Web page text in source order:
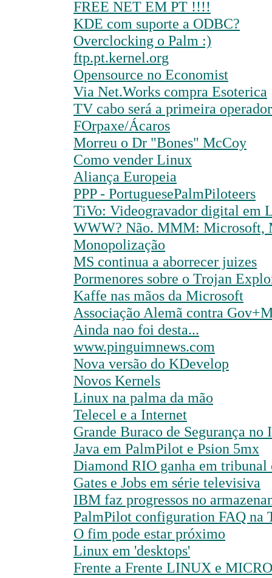
FREE NET EM PT !!!!
KDE com suporte a ODBC?
Overclocking o Palm :)
ftp.pt.kernel.org
Opensource no Economist
Via Net.Works compra Esoterica
TV cabo será a primeira
FOrpaxe/Ácaros
Morreu o Dr "Bones" McCoy
Como vender Linux
Aliança Europeia
PPP - PortuguesePalmPiloteers
TiVo: Videogravador digital em
WWW? Não. MMM: Microsoft,
Monopolização
MS continua a aborrecer juizes
Pormenores sobre o Trojan
Kaffe nas mãos da Microsoft
Associação Alemã contra
Ainda nao foi desta...
www.pinguimnews.com
Nova versão do KDevelop
Novos Kernels
Linux na palma da mão
Telecel e a Internet
Grande Buraco de Segurança no
Java em PalmPilot e Psion 5mx
Diamond RIO ganha em
Gates e Jobs em série televisiva
IBM faz progressos no
PalmPilot configuration FAQ na
O fim pode estar próximo
Linux em 'desktops'
Frente a Frente LINUX e